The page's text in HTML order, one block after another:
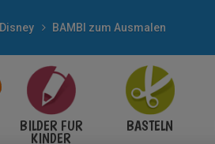
Disney BAMBI zum Ausmalen
BILDER FÜR
KINDER
BASTELN